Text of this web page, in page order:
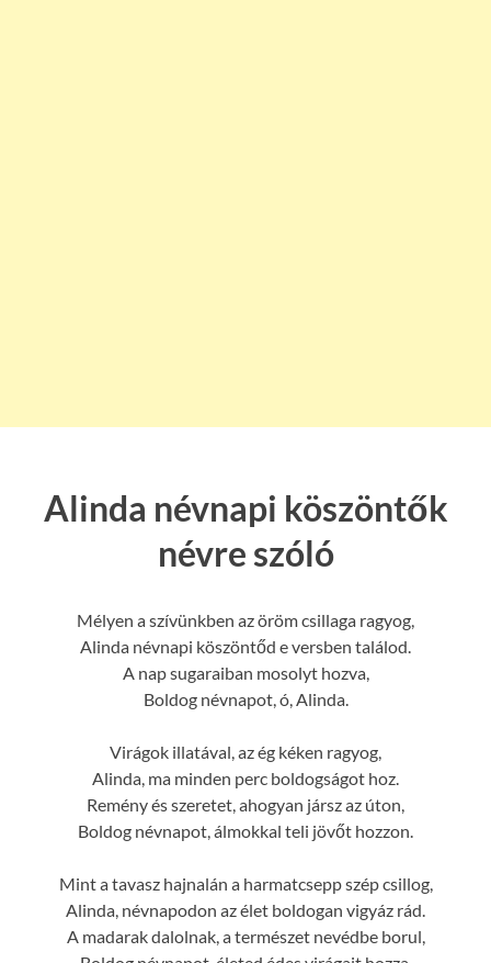
Alinda névnapi köszöntők
névre szóló
Mélyen a szívünkben az öröm csillaga ragyog,
Alinda névnapi köszöntőd e versben találod.
A nap sugaraiban mosolyt hozva,
Boldog névnapot, ó, Alinda.
Virágok illatával, az ég kéken ragyog,
Alinda, ma minden perc boldogságot hoz.
Remény és szeretet, ahogyan jársz az úton,
Boldog névnapot, álmokkal teli jövőt hozzon.
Mint a tavasz hajnalán a harmatcsepp szép csillog,
Alinda, névnapodon az élet boldogan vigyáz rád.
A madarak dalolnak, a természet nevédbe borul,